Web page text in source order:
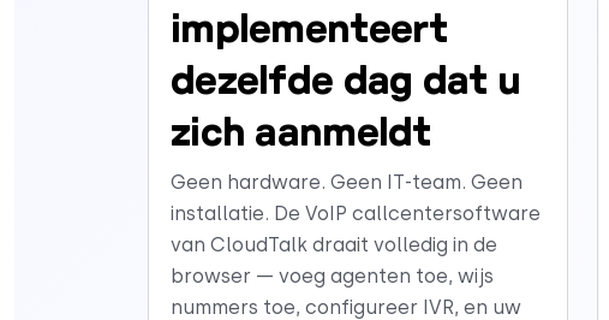
implementeert
dezelfde dag dat u
zich aanmeldt
Geen hardware. Geen IT-team. Geen
installatie. De VoIP callcentersoftware
van CloudTalk draait volledig in de
browser — voeg agenten toe, wijs
nummers toe, configureer IVR, en uw